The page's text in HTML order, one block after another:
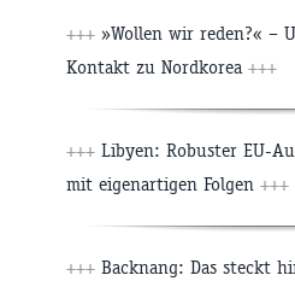
+++ »Wollen wir reden?« –
Kontakt zu Nordkorea +++
+++ Libyen: Robuster EU-
mit eigenartigen Folgen +++
+++ Backnang: Das steckt